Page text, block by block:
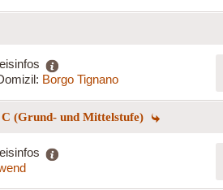
Borgo Tignano
(Grund- und Mittelstufe)